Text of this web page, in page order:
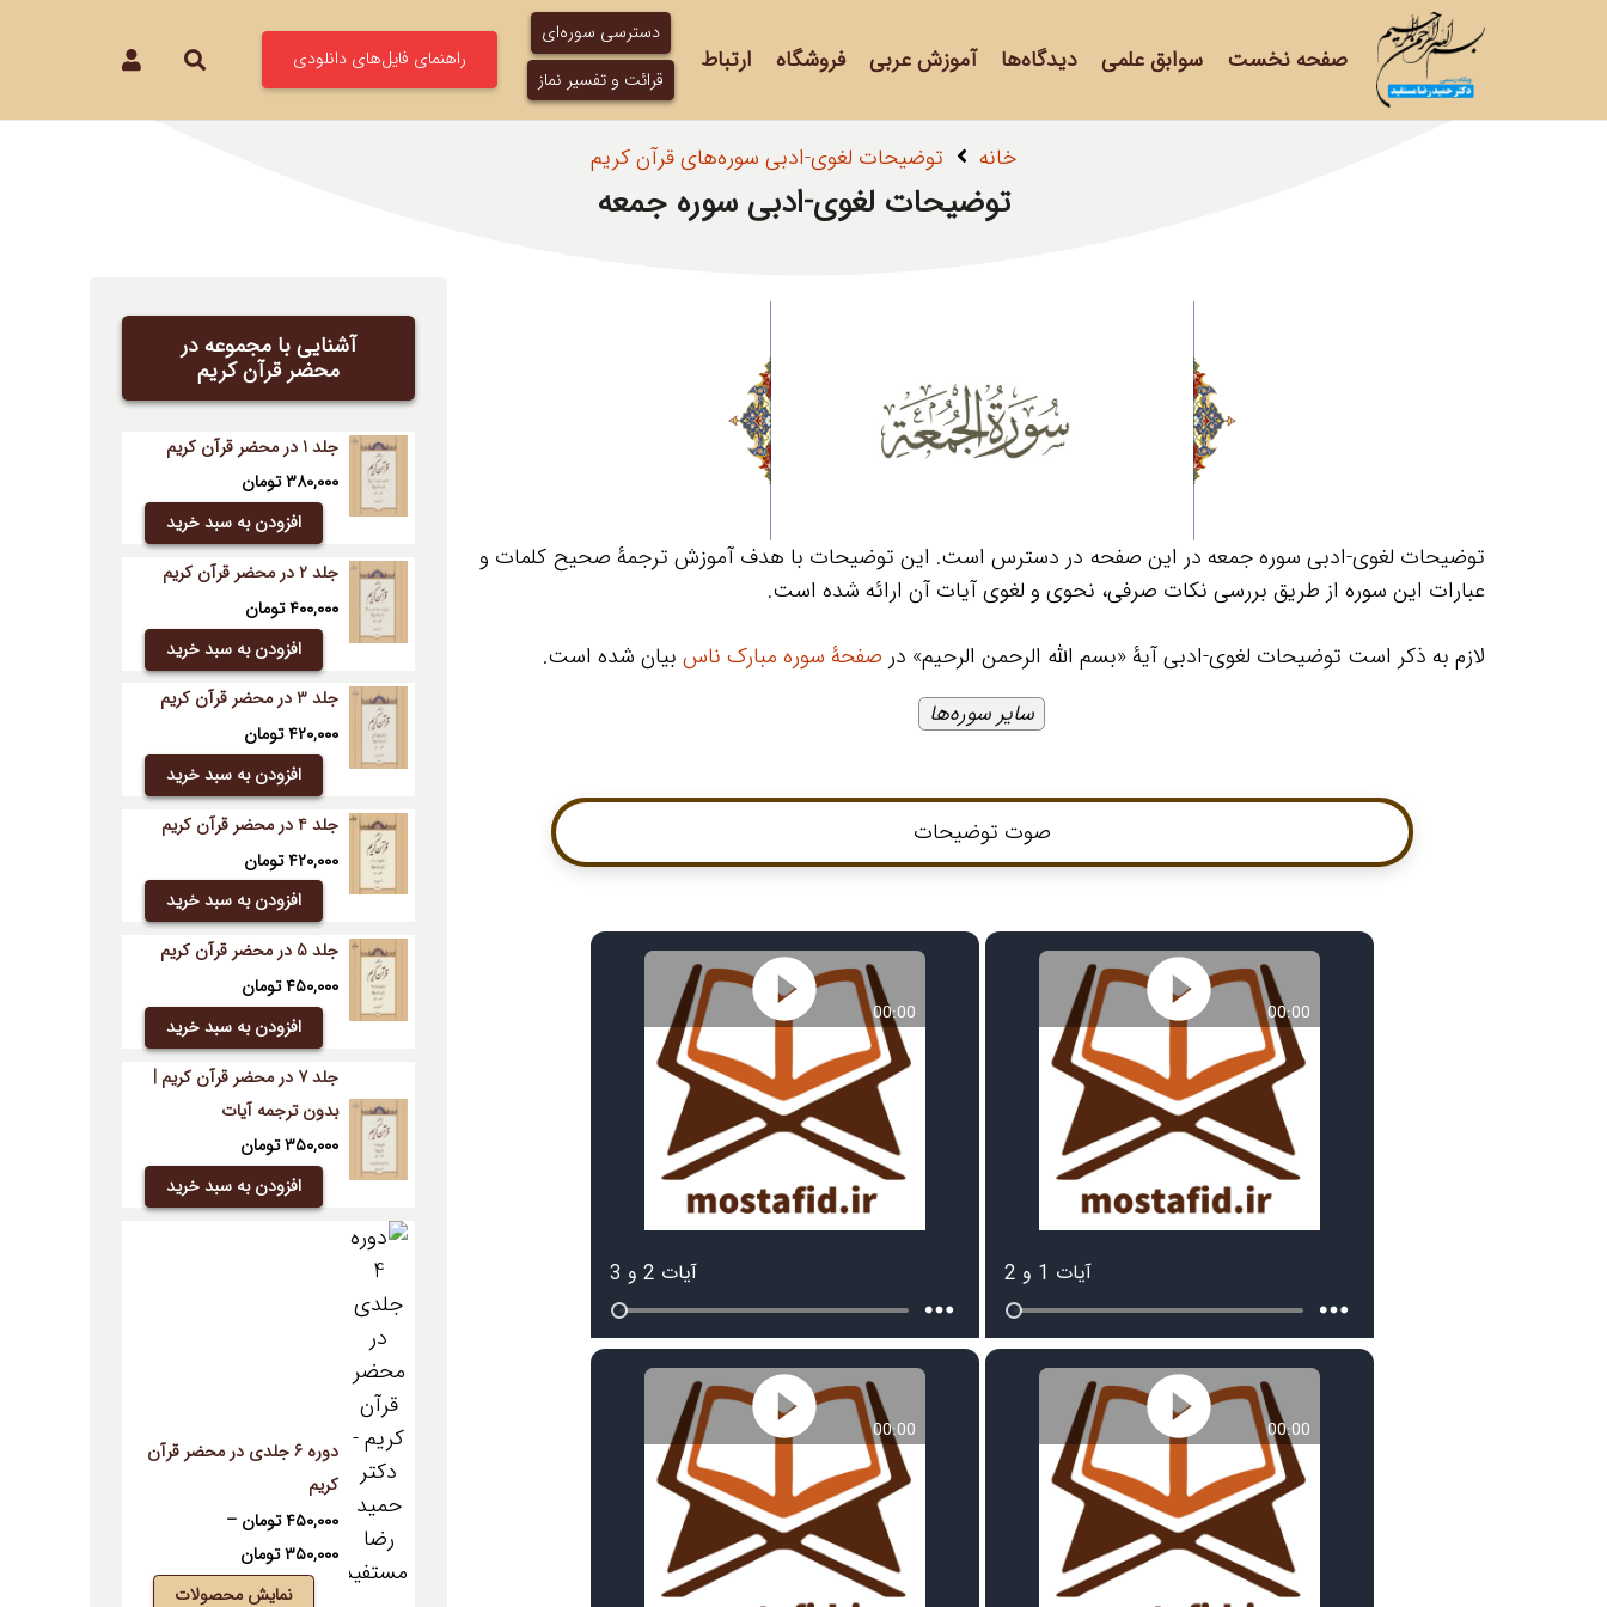
صفحه نخست سوابق علمی دیدگاه‌ها آموزش عربی فروشگاه ارتباط
دسترسی سوره‌ای
قرائت و تفسیر نماز
راهنمای فایل‌های دانلودی
خانه توضیحات لغوی-ادبی سوره‌های قرآن کریم
توضیحات لغوی-ادبی سوره جمعه
توضیحات لغوی-ادبی سوره جمعه در این صفحه در دسترس است. این توضیحات با هدف آموزش ترجمۀ صحیح کلمات و
عبارات این سوره از طریق بررسی نکات صرفی، نحوی و لغوی آیات آن ارائه شده است.
لازم به ذکر است توضیحات لغوی-ادبی آیۀ «بسم الله الرحمن الرحیم» در صفحۀ سوره مبارک ناس بیان شده است.
سایر سوره‌ها
صوت توضیحات
آشنایی با مجموعه در
محضر قرآن کریم
جلد 1 در محضر قرآن کریم
۳۸۰,۰۰۰تومان
افزودن به سبد خرید
جلد 2 در محضر قرآن کریم
۴۰۰,۰۰۰تومان
افزودن به سبد خرید
جلد 3 در محضر قرآن کریم
۴۲۰,۰۰۰تومان
افزودن به سبد خرید
جلد 4 در محضر قرآن کریم
۴۲۰,۰۰۰تومان
افزودن به سبد خرید
جلد 5 در محضر قرآن کریم
۴۵۰,۰۰۰تومان
افزودن به سبد خرید
جلد 7 در محضر قرآن کریم |
بدون ترجمه آیات
۳۵۰,۰۰۰تومان
افزودن به سبد خرید
دوره 6 جلدی در محضر قرآن
کریم
۴۵۰,۰۰۰تومان –
۳۵۰,۰۰۰تومانPrice
range:
نمایش محصولات